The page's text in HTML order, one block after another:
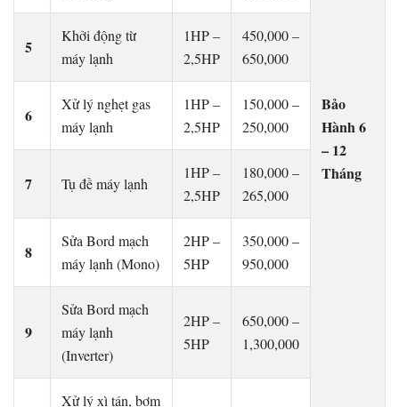
Bảo
Hành 6
– 12
Tháng
5
Khởi động từ
máy lạnh
1HP –
2,5HP
450,000 –
650,000
6
Xử lý nghẹt gas
máy lạnh
1HP –
2,5HP
150,000 –
250,000
7 Tụ đề máy lạnh
1HP –
2,5HP
180,000 –
265,000
8
Sửa Bord mạch
máy lạnh (Mono)
2HP –
5HP
350,000 –
950,000
9
Sửa Bord mạch
máy lạnh
(Inverter)
2HP –
5HP
650,000 –
1,300,000
Xử lý xì tán, bơm